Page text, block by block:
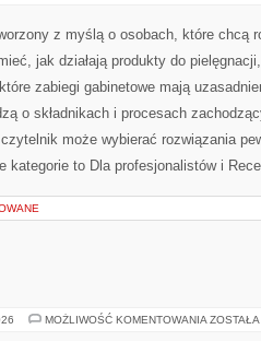
z myślą o osobach, które chcą
jak działają produkty do
zabiegi gabinetowe mają
o składnikach i procesach
może wybierać rozwiązania
kategorie to Dla profesjonalistów i
MOŻLIWOŚĆ KOMENTOWANIA SZKOŁA